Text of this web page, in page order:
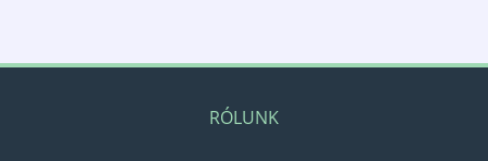
RÓLUNK